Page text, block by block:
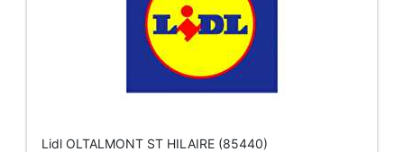
Lidl OLTALMONT ST HILAIRE (85440)